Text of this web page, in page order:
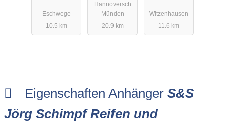
u.Transporte
Eschwege
10.5 km
envermietun
Hannoversch
Münden
20.9 km
Witzenhausen
11.6 km
Eigenschaften Anhänger S&S
Jörg Schimpf Reifen und